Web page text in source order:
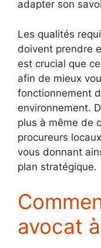
adapter son
Les qualités
doivent prendre
est crucial que
afin de mieux
fonctionnement
environnement.
plus à même de
procureurs
vous donnant
plan stratégique.
avocat